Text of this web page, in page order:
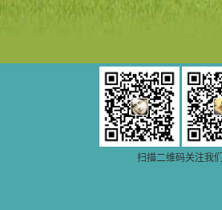
扫描二维码关注我们